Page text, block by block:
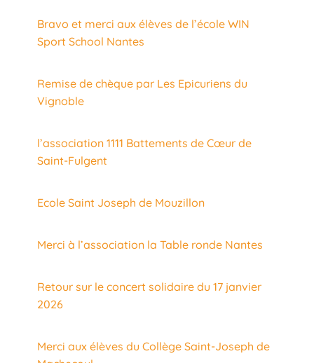
Bravo et merci aux élèves de l’école WIN
Sport School Nantes
Remise de chèque par Les Epicuriens du
Vignoble
l’association 1111 Battements de Cœur de
Saint-Fulgent
Ecole Saint Joseph de Mouzillon
Merci à l’association la Table ronde Nantes
Retour sur le concert solidaire du 17 janvier
2026
Merci aux élèves du Collège Saint-Joseph de